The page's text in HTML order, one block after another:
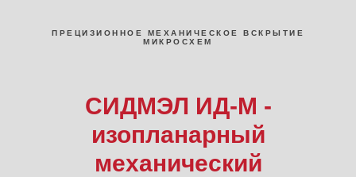
ПРЕЦИЗИОННОЕ МЕХАНИЧЕСКОЕ ВСКРЫТИЕ
МИКРОСХЕМ
СИДМЭЛ ИД-М -
изопланарный
механический